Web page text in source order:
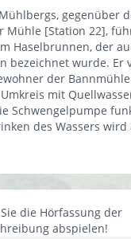
gegenüber
Mühle [Station 22],
Haselbrunnen, der
bezeichnet wurde. Er
der
mit
Schwengelpumpe
des Wassers
die Hörfassung der
abspielen!